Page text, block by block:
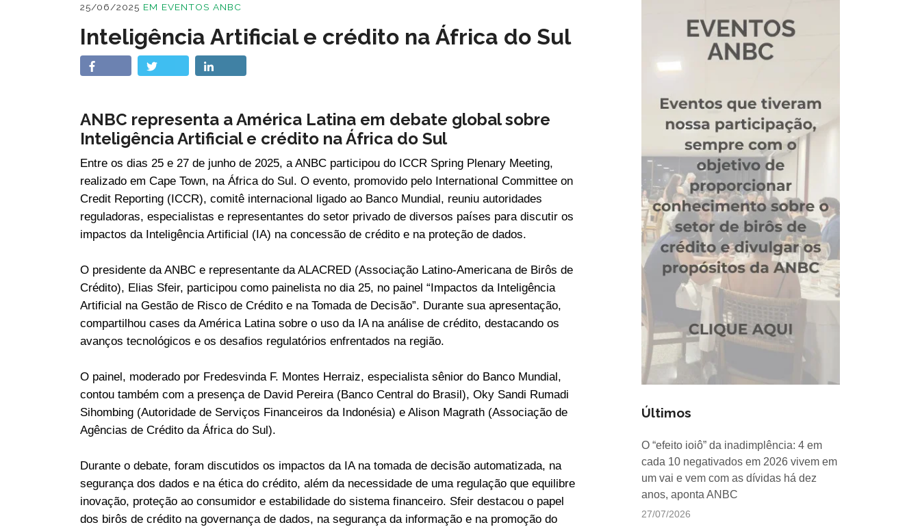
25/06/2025 EM EVENTOS ANBC
Inteligência Artificial e crédito na África do Sul
ANBC representa a América Latina em debate global sobre
Inteligência Artificial e crédito na África do Sul
Entre os dias 25 e 27 de junho de 2025, a ANBC participou do ICCR Spring Plenary Meeting,
realizado em Cape Town, na África do Sul. O evento, promovido pelo International Committee on
Credit Reporting (ICCR), comitê internacional ligado ao Banco Mundial, reuniu autoridades
reguladoras, especialistas e representantes do setor privado de diversos países para discutir os
impactos da Inteligência Artificial (IA) na concessão de crédito e na proteção de dados.
O presidente da ANBC e representante da ALACRED (Associação Latino-Americana de Birôs de
Crédito), Elias Sfeir, participou como painelista no dia 25, no painel “Impactos da Inteligência
Artificial na Gestão de Risco de Crédito e na Tomada de Decisão”. Durante sua apresentação,
compartilhou cases da América Latina sobre o uso da IA na análise de crédito, destacando os
avanços tecnológicos e os desafios regulatórios enfrentados na região.
O painel, moderado por Fredesvinda F. Montes Herraiz, especialista sênior do Banco Mundial,
contou também com a presença de David Pereira (Banco Central do Brasil), Oky Sandi Rumadi
Sihombing (Autoridade de Serviços Financeiros da Indonésia) e Alison Magrath (Associação de
Agências de Crédito da África do Sul).
Durante o debate, foram discutidos os impactos da IA na tomada de decisão automatizada, na
segurança dos dados e na ética do crédito, além da necessidade de uma regulação que equilibre
inovação, proteção ao consumidor e estabilidade do sistema financeiro. Sfeir destacou o papel
dos birôs de crédito na governança de dados, na segurança da informação e na promoção do
Últimos
O “efeito ioiô” da inadimplência: 4 em
cada 10 negativados em 2026 vivem em
um vai e vem com as dívidas há dez
anos, aponta ANBC
27/07/2026